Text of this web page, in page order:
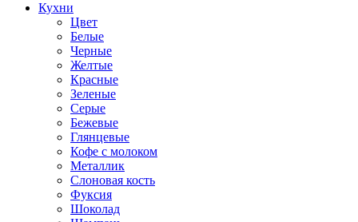
Кухни
Цвет
Белые
Черные
Желтые
Красные
Зеленые
Серые
Бежевые
Глянцевые
Кофе с молоком
Металлик
Слоновая кость
Фуксия
Шоколад